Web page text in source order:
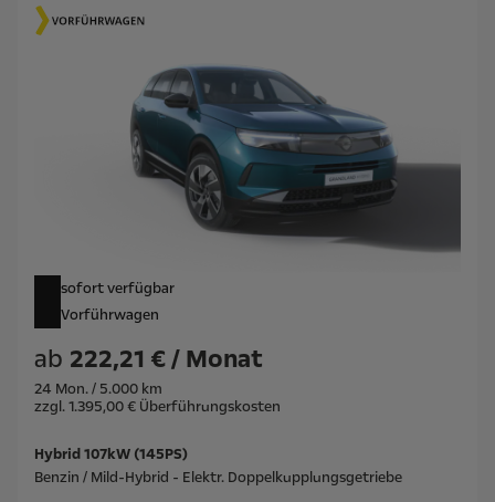
sofort verfügbar
Vorführwagen
ab 222,21 € / Monat
24 Mon. / 5.000 km
zzgl. 1.395,00 € Überführungskosten
Hybrid 107kW (145PS)
Benzin / Mild-Hybrid - Elektr. Doppelkupplungsgetriebe